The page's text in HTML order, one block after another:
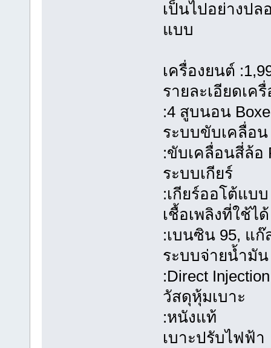
เป็นไปอย่างป
แบบ
เครื่องยนต์
รายละเอียดเค
:4 สูบนอน
ระบบขับเคลื่อน
:ขับเคลื่อนสี่ล้อ
ระบบเกียร์
:เกียร์ออโต้แบ
เชื้อเพลิงที่ใช้ได้
:เบนซิน 95, แก๊
ระบบจ่ายน้ำมัน
:Direct Injection
วัสดุหุ้มเบาะ
:หนังแท้
เบาะปรับไฟฟ้า